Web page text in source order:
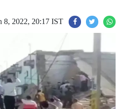
8, 2022, 20:17 IST